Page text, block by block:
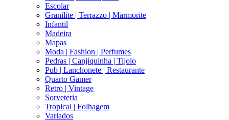
Escolar
Granilite | Terrazzo | Marmorite
Infantil
Madeira
Mapas
Moda | Fashion | Perfumes
Pedras | Canjiquinha | Tijolo
Pub | Lanchonete | Restaurante
Quarto Gamer
Retro | Vintage
Sorveteria
Tropical | Folhagem
Variados